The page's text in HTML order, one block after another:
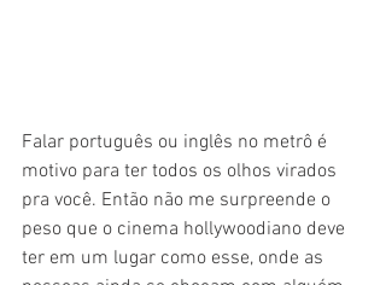
Falar português ou inglês no metrô é
motivo para ter todos os olhos virados
pra você. Então não me surpreende o
peso que o cinema hollywoodiano deve
ter em um lugar como esse, onde as